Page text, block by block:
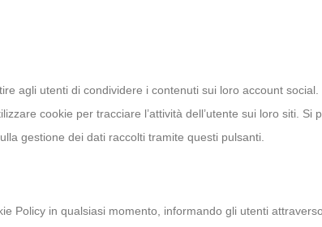
agli utenti di condividere i contenuti sui loro account
cookie per tracciare l’attività dell’utente sui loro siti. Si
gestione dei dati raccolti tramite questi pulsanti.
Policy in qualsiasi momento, informando gli utenti